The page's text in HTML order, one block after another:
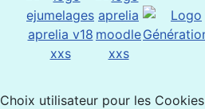
Choix utilisateur pour les Cookies